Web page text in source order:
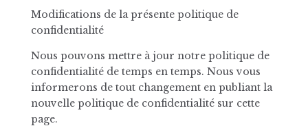
Modifications de la présente politique de
confidentialité
Nous pouvons mettre à jour notre politique de
confidentialité de temps en temps. Nous vous
informerons de tout changement en publiant la
nouvelle politique de confidentialité sur cette
page.